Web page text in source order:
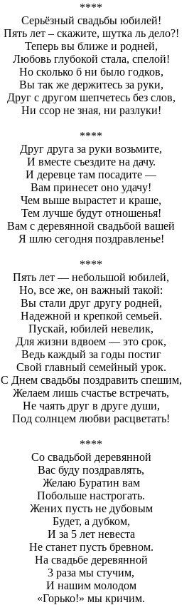
****
Серьёзный свадьбы юбилей!
Пять лет – скажите, шутка ль дело?!
Теперь вы ближе и родней,
Любовь глубокой стала, спелой!
Но сколько б ни было годков,
Вы так же держитесь за руки,
Друг с другом шепчетесь без слов,
Ни ссор не зная, ни разлуки!
****
Друг друга за руки возьмите,
И вместе съездите на дачу.
И деревце там посадите —
Вам принесет оно удачу!
Чем выше вырастет и краше,
Тем лучше будут отношенья!
Вам с деревянной свадьбой вашей
Я шлю сегодня поздравленье!
****
Пять лет — небольшой юбилей,
Но, все же, он важный такой:
Вы стали друг другу родней,
Надежной и крепкой семьей.
Пускай, юбилей невелик,
Для жизни вдвоем — это срок,
Ведь каждый за годы постиг
Свой главный семейный урок.
С Днем свадьбы поздравить спешим,
Желаем лишь счастье встречать,
Не чаять друг в друге души,
Под солнцем любви расцветать!
****
Со свадьбой деревянной
Вас буду поздравлять,
Желаю Буратин вам
Побольше настрогать.
Жених пусть не дубовым
Будет, а дубком,
И за 5 лет невеста
Не станет пусть бревном.
На свадьбе деревянной
3 раза мы стучим,
И нашим молодом
«Горько!» мы кричим.